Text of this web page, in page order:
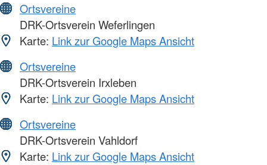
Ortsvereine
DRK-Ortsverein Weferlingen
Karte: Link zur Google Maps Ansicht
Ortsvereine
DRK-Ortsverein Irxleben
Karte: Link zur Google Maps Ansicht
Ortsvereine
DRK-Ortsverein Vahldorf
Karte: Link zur Google Maps Ansicht